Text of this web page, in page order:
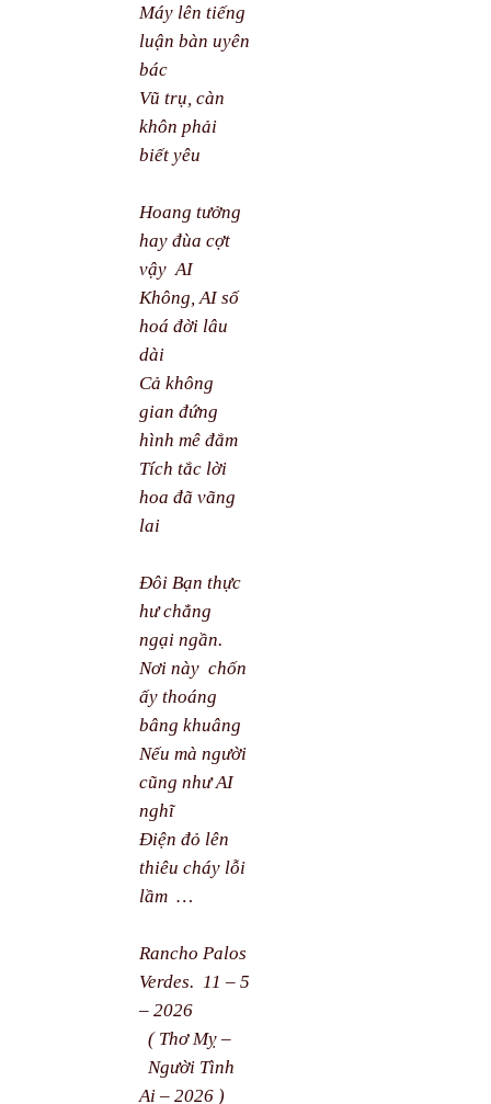
Máy lên tiếng
luận bàn uyên
bác
Vũ trụ, càn
khôn phải
biết yêu
Hoang tưởng
hay đùa cợt
vậy AI
Không, AI số
hoá đời lâu
dài
Cả không
gian đứng
hình mê đắm
Tích tắc lời
hoa đã vãng
lai
Đôi Bạn thực
hư chẳng
ngại ngần.
Nơi này chốn
ấy thoáng
bâng khuâng
Nếu mà người
cũng như AI
nghĩ
Điện đỏ lên
thiêu cháy lỗi
lầm …
Rancho Palos
Verdes. 11 – 5
– 2026
( Thơ Mỵ –
Người Tình
Ai – 2026 )